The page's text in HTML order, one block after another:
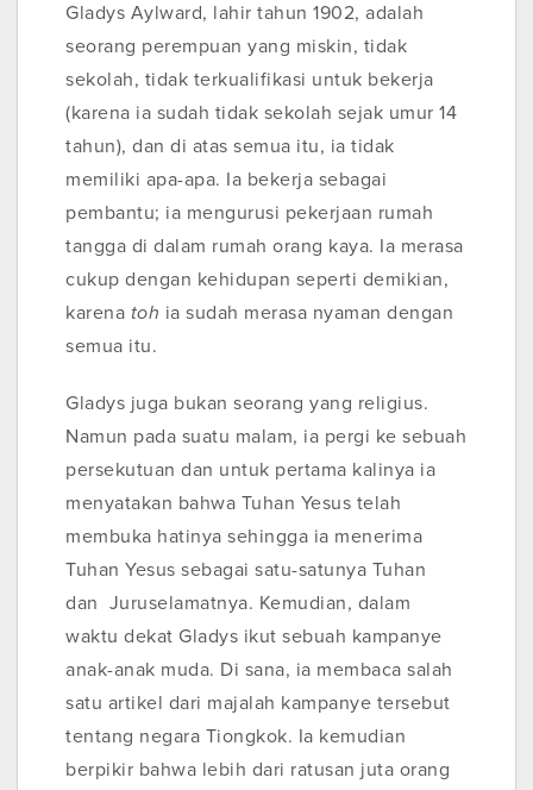
Gladys Aylward, lahir tahun 1902, adalah
seorang perempuan yang miskin, tidak
sekolah, tidak terkualifikasi untuk bekerja
(karena ia sudah tidak sekolah sejak umur 14
tahun), dan di atas semua itu, ia tidak
memiliki apa-apa. Ia bekerja sebagai
pembantu; ia mengurusi pekerjaan rumah
tangga di dalam rumah orang kaya. Ia merasa
cukup dengan kehidupan seperti demikian,
karena toh ia sudah merasa nyaman dengan
semua itu.
Gladys juga bukan seorang yang religius.
Namun pada suatu malam, ia pergi ke sebuah
persekutuan dan untuk pertama kalinya ia
menyatakan bahwa Tuhan Yesus telah
membuka hatinya sehingga ia menerima
Tuhan Yesus sebagai satu-satunya Tuhan
dan Juruselamatnya. Kemudian, dalam
waktu dekat Gladys ikut sebuah kampanye
anak-anak muda. Di sana, ia membaca salah
satu artikel dari majalah kampanye tersebut
tentang negara Tiongkok. Ia kemudian
berpikir bahwa lebih dari ratusan juta orang